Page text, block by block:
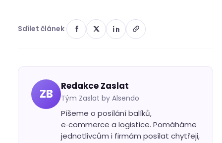
Sdílet článek
ZB
Redakce Zaslat
Tým Zaslat by Alsendo
Píšeme o posílání balíků,
e‑commerce a logistice. Pomáháme
jednotlivcům i firmám posílat chytřeji,